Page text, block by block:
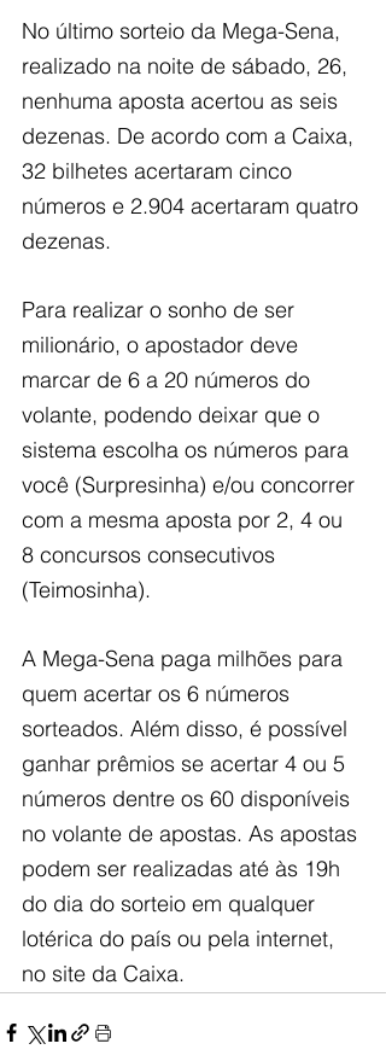
No último sorteio da Mega-Sena,
realizado na noite de sábado, 26,
nenhuma aposta acertou as seis
dezenas. De acordo com a Caixa,
32 bilhetes acertaram cinco
números e 2.904 acertaram quatro
dezenas.
Para realizar o sonho de ser
milionário, o apostador deve
marcar de 6 a 20 números do
volante, podendo deixar que o
sistema escolha os números para
você (Surpresinha) e/ou concorrer
com a mesma aposta por 2, 4 ou
8 concursos consecutivos
(Teimosinha).
A Mega-Sena paga milhões para
quem acertar os 6 números
sorteados. Além disso, é possível
ganhar prêmios se acertar 4 ou 5
números dentre os 60 disponíveis
no volante de a​postas. As apostas
podem ser realizadas até às 19h
do dia do sorteio em qualquer
lotérica do país ou pela internet,
no site da Caixa.